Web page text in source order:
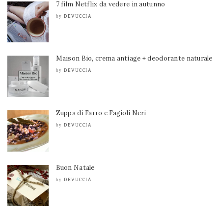
7 film Netflix da vedere in autunno
by DEVUCCIA
Maison Bio, crema antiage + deodorante naturale
by DEVUCCIA
Zuppa di Farro e Fagioli Neri
by DEVUCCIA
Buon Natale
by DEVUCCIA